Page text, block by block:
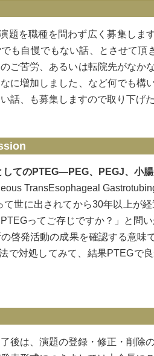
題を職種を問わず広く募集しま
も自慢でもない話、とさせて頂
ご苦労、あるいは転院先がなか
に増加しました、など何でも構
話、も募集しますので取り下げ
てのPTEG―PEG、PEGJ、小
TransEsophageal
て世に出されてから30年以上が
ってご存じですか？」と問
啓発活動の成果を確認する意味
で対処してみて、結果PTEGで
後は、演題の登録・修正・削除